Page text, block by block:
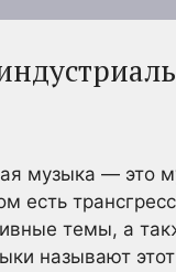
музыка — это
есть
темы, а
называют